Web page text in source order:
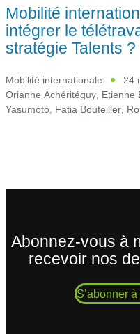
Mobilité
intégrer le
stratégie Talents ?
Mobilité internationale
24
Orianne Achéritéguy, Etienne
Yasumoto, Fatia Bouteiller,
Abonnez-vous à
recevoir nos
S’abonner